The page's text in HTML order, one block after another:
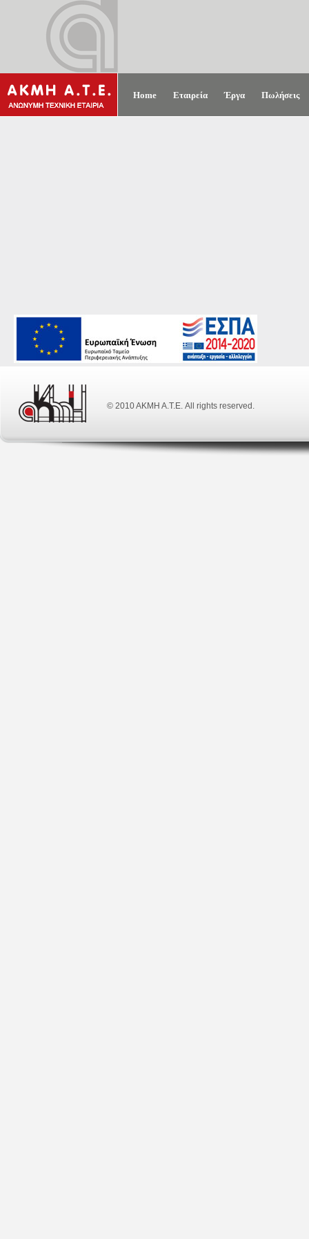
Home Εταιρεία Έργα Πωλήσεις
© 2010 ΑΚΜΗ Α.Τ.Ε. All rights reserved.